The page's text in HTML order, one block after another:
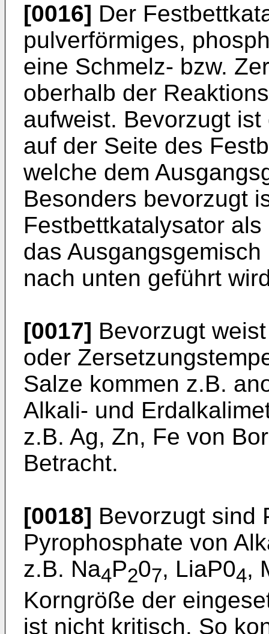
[0016] Der
pulverförmiges,
eine Schmelz- bzw.
oberhalb der
aufweist. Bevorzugt
auf der Seite des
welche dem
Besonders bevorzugt
Festbettkatalysator
das
nach unten geführt
[0017] Bevorzugt
oder
Salze kommen z.B.
Alkali- und
z.B. Ag, Zn, Fe von
Betracht.
[0018] Bevorzugt sind
Pyrophosphate von
z.B. Na4P207, LiaP04,
Korngröße der
ist nicht kritisch. So